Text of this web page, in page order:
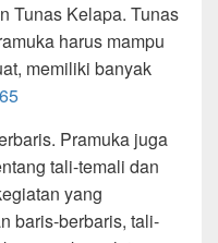
Tunas Kelapa. Tunas
harus mampu
memiliki banyak
Pramuka juga
tali-temali dan
yang
baris-berbaris, tali-